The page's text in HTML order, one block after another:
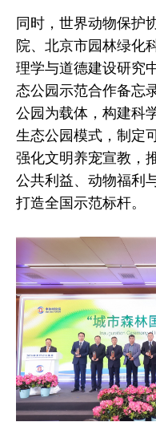
同时，世界动物保护
院、北京市园林绿化
理学与道德建设研究
态公园示范合作备忘
公园为载体，构建科
生态公园模式，制定
强化文明养宠宣教，
公共利益、动物福利
打造全国示范标杆。